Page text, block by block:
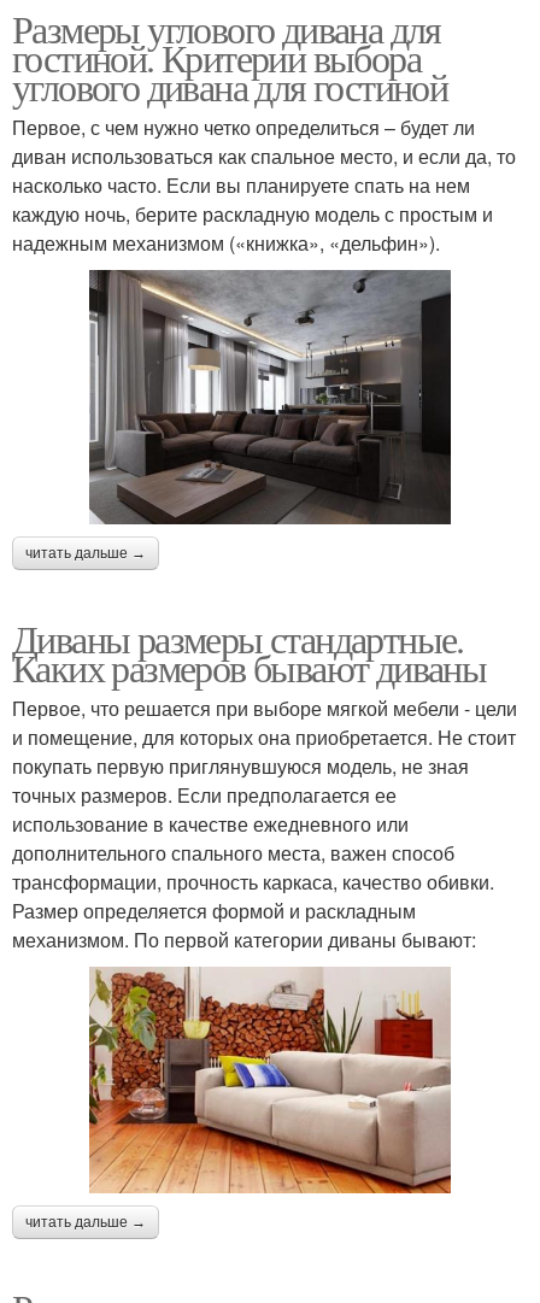
Размеры углового дивана для
гостиной. Критерии выбора
углового дивана для гостиной
Первое, с чем нужно четко определиться – будет ли
диван использоваться как спальное место, и если да, то
насколько часто. Если вы планируете спать на нем
каждую ночь, берите раскладную модель с простым и
надежным механизмом («книжка», «дельфин»).
читать дальше →
Диваны размеры стандартные.
Каких размеров бывают диваны
Первое, что решается при выборе мягкой мебели - цели
и помещение, для которых она приобретается. Не стоит
покупать первую приглянувшуюся модель, не зная
точных размеров. Если предполагается ее
использование в качестве ежедневного или
дополнительного спального места, важен способ
трансформации, прочность каркаса, качество обивки.
Размер определяется формой и раскладным
механизмом. По первой категории диваны бывают:
читать дальше →